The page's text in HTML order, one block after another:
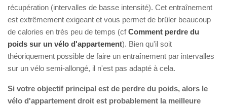
récupération (intervalles de basse intensité). Cet entraînement
est extrêmement exigeant et vous permet de brûler beaucoup
de calories en très peu de temps (cfComment perdre du
poids sur un vélo d'appartement). Bien qu'il soit
théoriquement possible de faire un entraînement par intervalles
sur un vélo semi-allongé, il n'est pas adapté à cela.
Si votre objectif principal est de perdre du poids, alors le
vélo d'appartement droit est probablement la meilleure